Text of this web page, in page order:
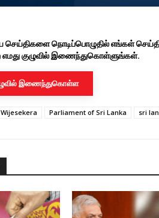
செய்திகளை நொடிப்பொழுதில் எங்கள்
குழுவில் இணைந்துகொள்ளுங்கள்.
இணைந்துகொள்ள
Parliament of Sri Lanka sri